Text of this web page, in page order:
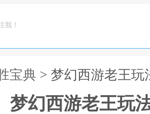
我！
宝典 > 梦幻西游老王玩
梦幻西游老王玩